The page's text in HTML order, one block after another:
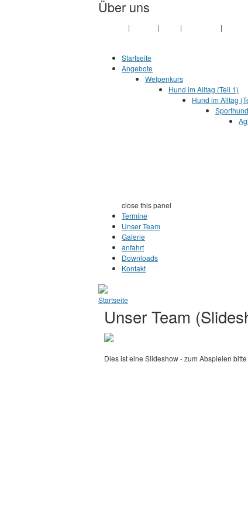
Über uns
| | | |
Startseite
Angebote
Welpenkurs
Hund im Alltag (Teil 1)
Hund im Alltag
Sporthund
close this panel
Termine
Unser Team
Galerie
anfahrt
Downloads
Kontakt
Sie sind hier
Startseite
Unser Team
Dies ist eine Slideshow - zum Abspielen